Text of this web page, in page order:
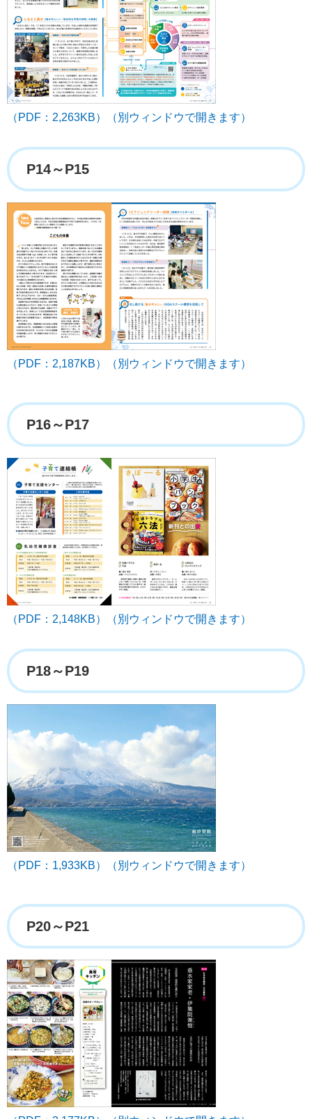
（PDF：2,263KB）（別ウィンドウで開きます）
P14～P15
（PDF：2,187KB）（別ウィンドウで開きます）
P16～P17
（PDF：2,148KB）（別ウィンドウで開きます）
P18～P19
（PDF：1,933KB）（別ウィンドウで開きます）
P20～P21